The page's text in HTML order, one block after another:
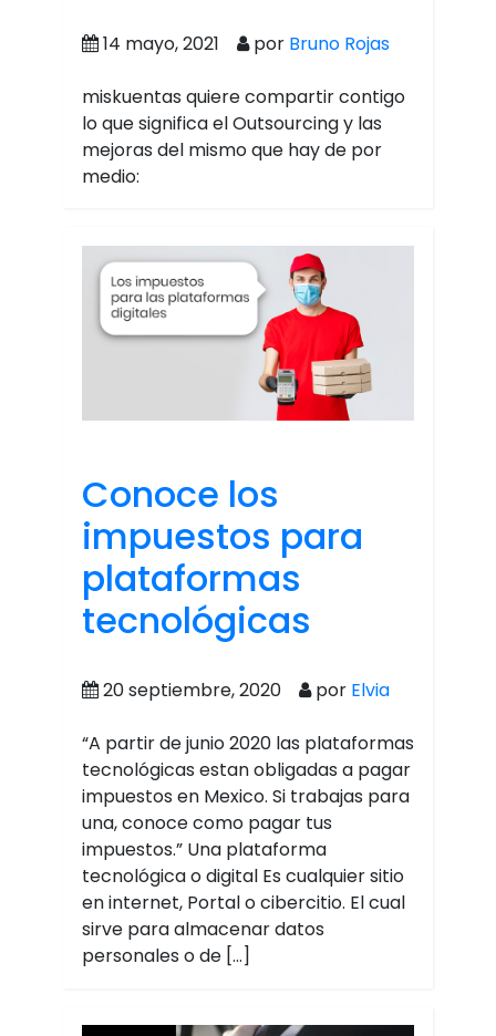
14 mayo, 2021 por Bruno Rojas
miskuentas quiere compartir contigo
lo que significa el Outsourcing y las
mejoras del mismo que hay de por
medio:
Conoce los
impuestos para
plataformas
tecnológicas
20 septiembre, 2020 por Elvia
“A partir de junio 2020 las plataformas
tecnológicas estan obligadas a pagar
impuestos en Mexico. Si trabajas para
una, conoce como pagar tus
impuestos.” Una plataforma
tecnológica o digital Es cualquier sitio
en internet, Portal o cibercitio. El cual
sirve para almacenar datos
personales o de […]